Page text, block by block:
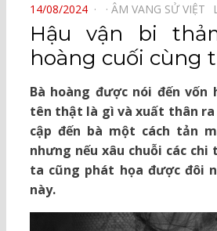
POSTED
ON
14/08/2024 ÂM VANG SỬ VIỆT⠀
Hậu vận bi
hoàng cuối cùng
Bà hoàng được nói đến vốn
tên thật là gì và xuất thân ra
cập đến bà một cách tản
nhưng nếu xâu chuỗi các
ta cũng phát họa được đôi
này.